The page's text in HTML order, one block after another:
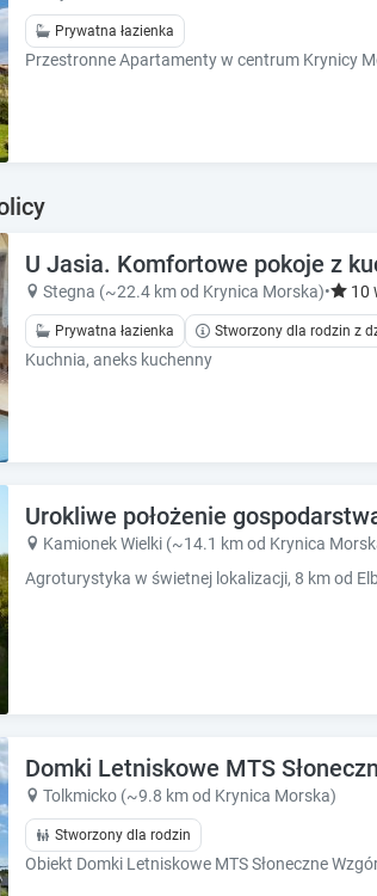
Prywatna łazienka
U Jasia. Komfortowe pokoje z
Stegna (~22.4 km od Krynica Morska)• 10
Prywatna łazienka Stworzony dla rodzin z
Kuchnia, aneks kuchenny
Urokliwe położenie
Kamionek Wielki (~14.1 km od Krynica
Domki Letniskowe MTS
Tolkmicko (~9.8 km od Krynica Morska)
Stworzony dla rodzin